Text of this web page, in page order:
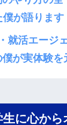
が語ります
就活エージ
が実体験を
に心から